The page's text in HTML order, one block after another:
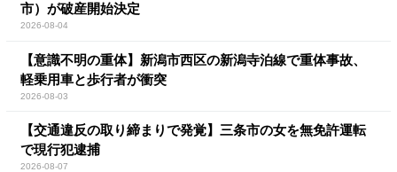
市）が破産開始決定
2026-08-04
【意識不明の重体】新潟市西区の新潟寺泊線で重体事故、
軽乗用車と歩行者が衝突
2026-08-03
【交通違反の取り締まりで発覚】三条市の女を無免許運転
で現行犯逮捕
2026-08-07